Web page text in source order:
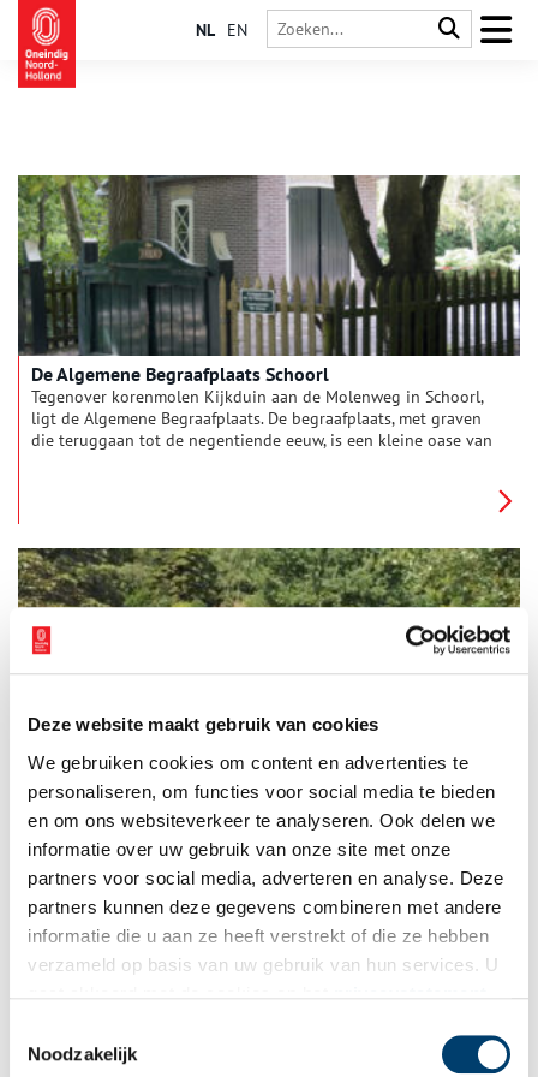
Deze website maakt gebruik van cookies
We gebruiken cookies om content en advertenties te
personaliseren, om functies voor social media te bieden
en om ons websiteverkeer te analyseren. Ook delen we
informatie over uw gebruik van onze site met onze
partners voor social media, adverteren en analyse. Deze
partners kunnen deze gegevens combineren met andere
informatie die u aan ze heeft verstrekt of die ze hebben
verzameld op basis van uw gebruik van hun services. U
Noodzakelijk
NL EN
De Algemene Begraafplaats Schoorl
Tegenover korenmolen Kijkduin aan de Molenweg in Schoorl,
ligt de Algemene Begraafplaats. De begraafplaats, met graven
die teruggaan tot de negentiende eeuw, is een kleine oase van
Een begraafplaats die de naam draagt ‘Huis Te Vraag’: dat moet
een bijzondere plek zijn. Dat is het ook, daar aan de Schinkel
in Amsterdam-West. In het stuk bos aan de Rijnsburgstraat
verwacht je geen dodenakker.